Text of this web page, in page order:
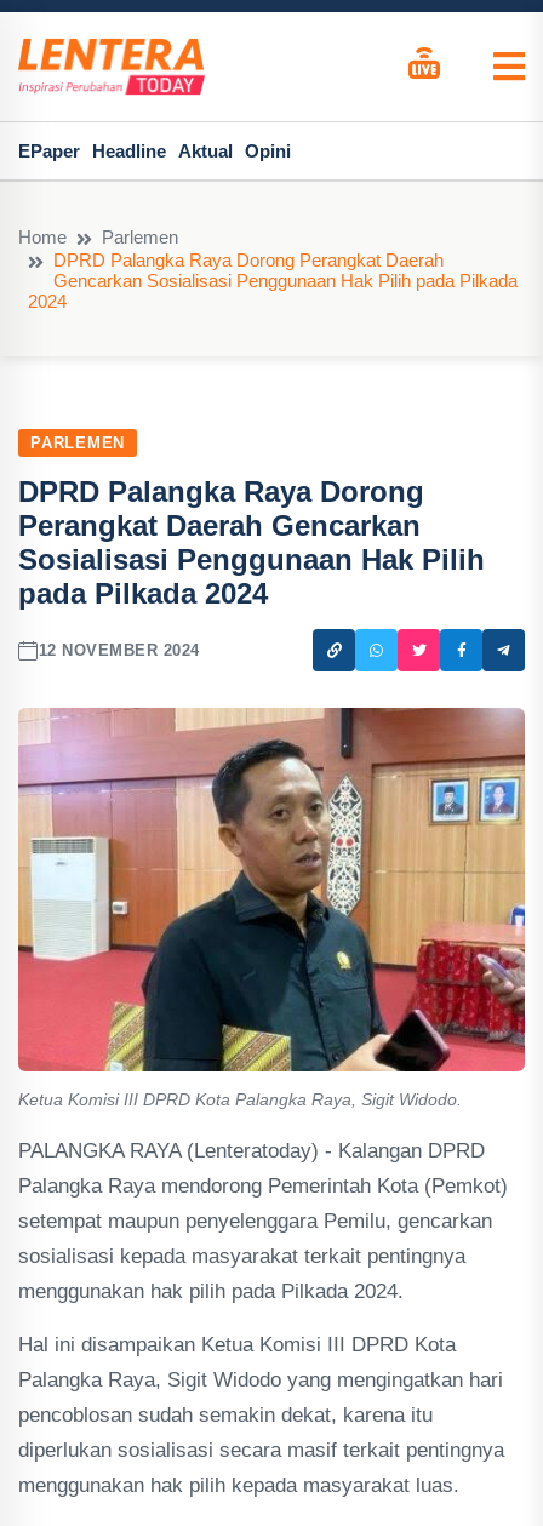
EPaper Headline Aktual Opini
Home
Parlemen
DPRD Palangka Raya Dorong Perangkat Daerah
Gencarkan Sosialisasi Penggunaan Hak Pilih pada Pilkada
2024
PARLEMEN
DPRD Palangka Raya Dorong
Perangkat Daerah Gencarkan
Sosialisasi Penggunaan Hak Pilih
pada Pilkada 2024
12 NOVEMBER 2024
Ketua Komisi III DPRD Kota Palangka Raya, Sigit Widodo.
PALANGKA RAYA (Lenteratoday) - Kalangan DPRD
Palangka Raya mendorong Pemerintah Kota (Pemkot)
setempat maupun penyelenggara Pemilu, gencarkan
sosialisasi kepada masyarakat terkait pentingnya
menggunakan hak pilih pada Pilkada 2024.
Hal ini disampaikan Ketua Komisi III DPRD Kota
Palangka Raya, Sigit Widodo yang mengingatkan hari
pencoblosan sudah semakin dekat, karena itu
diperlukan sosialisasi secara masif terkait pentingnya
menggunakan hak pilih kepada masyarakat luas.